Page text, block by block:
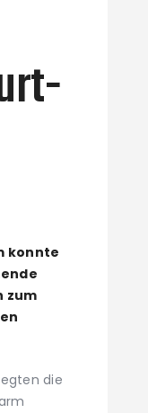
konnte
zum
die